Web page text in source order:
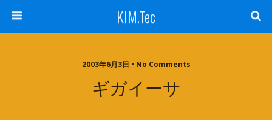
KIM.Tec
2003年6月3日 • No Comments
ギガイーサ